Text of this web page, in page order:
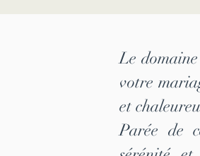
Le
votre
et
Parée de